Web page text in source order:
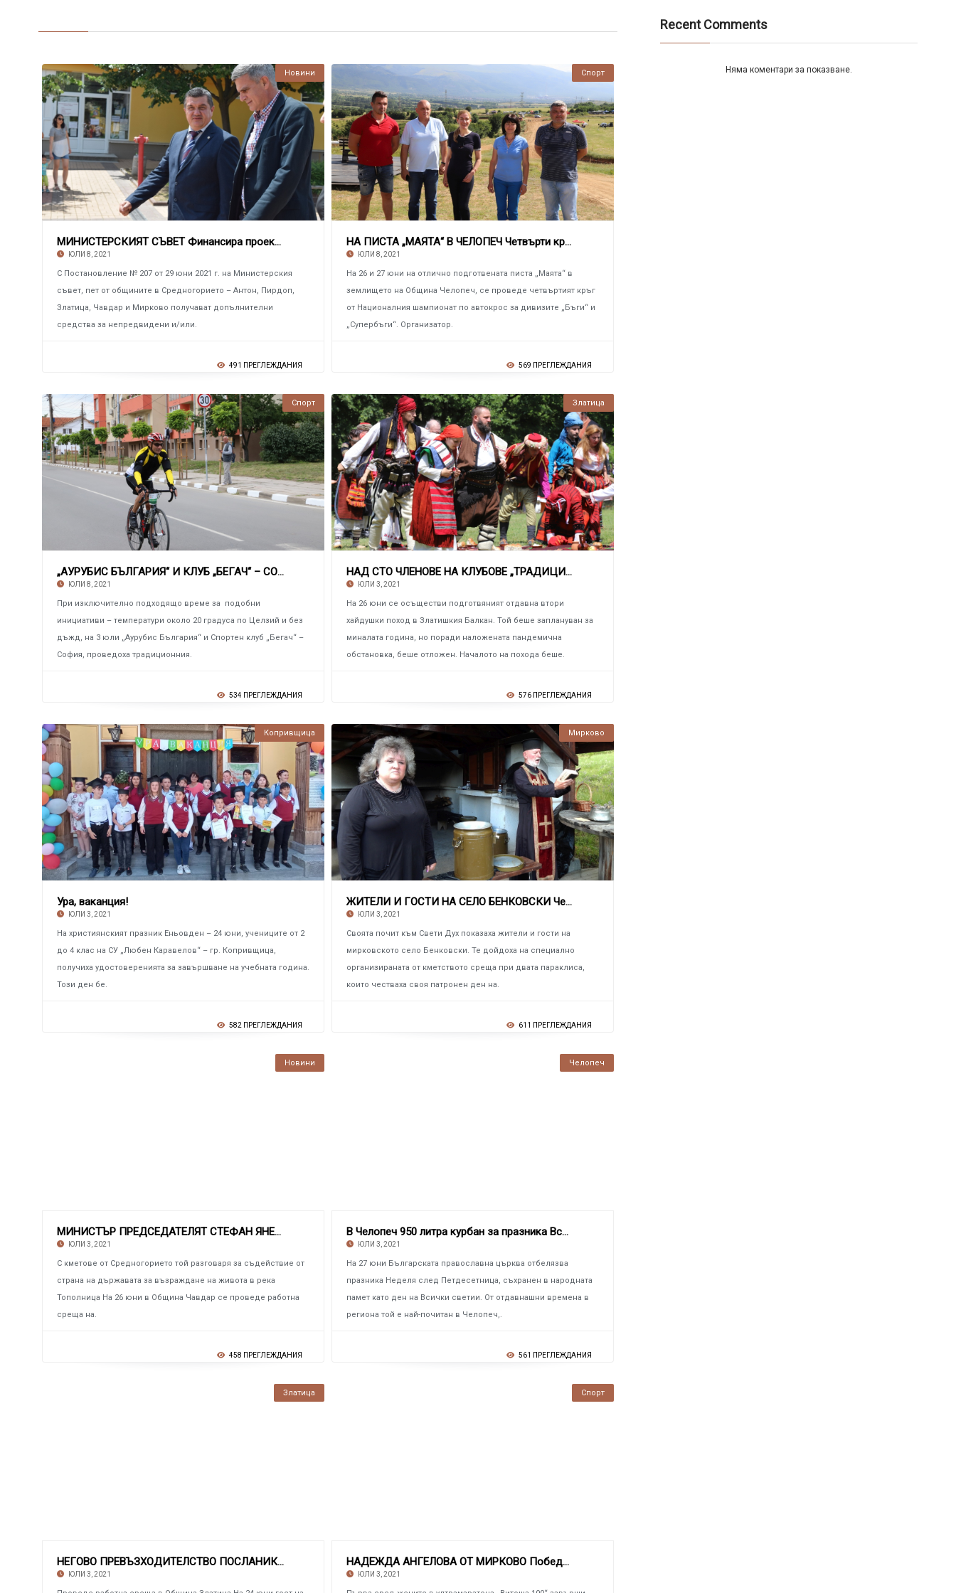
Новини
МИНИСТЕРСКИЯТ СЪВЕТ Финансира проекти в пет
ЮЛИ 8, 2021
С Постановление № 207 от 29 юни 2021 г. на Министерския
съвет, пет от общините в Средногорието – Антон, Пирдоп,
Златица, Чавдар и Мирково получават допълнителни
средства за непредвидени и/или.
491 ПРЕГЛЕЖДАНИЯ
Спорт
НА ПИСТА „МАЯТА“ В ЧЕЛОПЕЧ Четвърти кръг от
ЮЛИ 8, 2021
На 26 и 27 юни на отлично подготвената писта „Маята“ в
землището на Община Челопеч, се проведе четвъртият кръг
от Националния шампионат по автокрос за дивизите „Бъги“ и
„Супербъги“. Организатор.
569 ПРЕГЛЕЖДАНИЯ
Спорт
„АУРУБИС БЪЛГАРИЯ“ И КЛУБ „БЕГАЧ“ – СОФИЯ Пр
ЮЛИ 8, 2021
При изключително подходящо време за подобни
инициативи – температури около 20 градуса по Целзий и без
дъжд, на 3 юли „Аурубис България“ и Спортен клуб „Бегач“ –
София, проведоха традиционния.
534 ПРЕГЛЕЖДАНИЯ
Златица
НАД СТО ЧЛЕНОВЕ НА КЛУБОВЕ „ТРАДИЦИЯ“ ОТ СТРА
ЮЛИ 3, 2021
На 26 юни се осъществи подготвяният отдавна втори
хайдушки поход в Златишкия Балкан. Той беше заплануван за
миналата година, но поради наложената пандемична
обстановка, беше отложен. Началото на похода беше.
576 ПРЕГЛЕЖДАНИЯ
Копривщица
Ура, ваканция!
ЮЛИ 3, 2021
На християнският празник Еньовден – 24 юни, учениците от 2
до 4 клас на СУ „Любен Каравелов“ – гр. Копривщица,
получиха удостоверенията за завършване на учебната година.
Този ден бе.
582 ПРЕГЛЕЖДАНИЯ
Мирково
ЖИТЕЛИ И ГОСТИ НА СЕЛО БЕНКОВСКИ Честваха п
ЮЛИ 3, 2021
Своята почит към Свети Дух показаха жители и гости на
мирковското село Бенковски. Те дойдоха на специално
организираната от кметството среща при двата параклиса,
които честваха своя патронен ден на.
611 ПРЕГЛЕЖДАНИЯ
Новини
МИНИСТЪР ПРЕДСЕДАТЕЛЯТ СТЕФАН ЯНЕВ Посети на
ЮЛИ 3, 2021
С кметове от Средногорието той разговаря за съдействие от
страна на държавата за възраждане на живота в река
Тополница На 26 юни в Община Чавдар се проведе работна
среща на.
458 ПРЕГЛЕЖДАНИЯ
Челопеч
В Челопеч 950 литра курбан за празника Вси Св
ЮЛИ 3, 2021
На 27 юни Българската православна църква отбелязва
празника Неделя след Петдесетница, съхранен в народната
памет като ден на Всички светии. От отдавнашни времена в
региона той е най-почитан в Челопеч,.
561 ПРЕГЛЕЖДАНИЯ
Златица
НЕГОВО ПРЕВЪЗХОДИТЕЛСТВО ПОСЛАНИКЪТ НА ЧЕШКАТ
ЮЛИ 3, 2021
Спорт
НАДЕЖДА АНГЕЛОВА ОТ МИРКОВО Победи сто петде
ЮЛИ 3, 2021
Recent Comments
Няма коментари за показване.